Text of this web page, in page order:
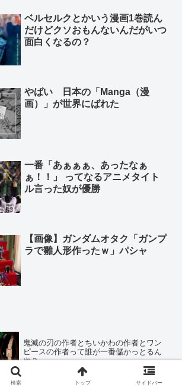
ベルセルクとかいう漫画1巻読ん
だけどクソおもんないんだがいつ
面白くなるの？
やばい 日本の「Manga（漫
画）」が世界にばれた
一番「あぁぁぁ、あったなぁ
ぁ！！」 ってなるアニメタイト
ル言った奴が優勝
【画像】ガンダムオタク「ガンプ
ラで雛人形作ったｗ」パシャ
鬼滅の刃の作者とちいかわの作者とワン
ピースの作者って誰が一番儲かっとるん
や？
検索 トップ サイドバー